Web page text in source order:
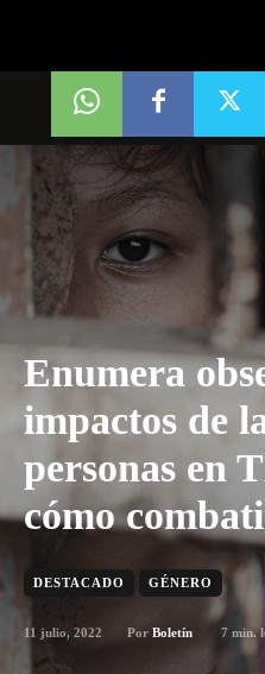
Enumera
impactos de
personas en
cómo
DESTACADO GÉNERO
11 julio, 2022 Por Boletín 7 min.